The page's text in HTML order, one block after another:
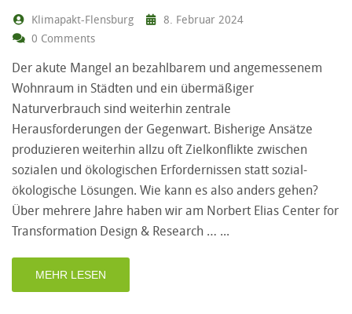
Klimapakt-Flensburg
8. Februar 2024
0 Comments
Der akute Mangel an bezahlbarem und angemessenem
Wohnraum in Städten und ein übermäßiger
Naturverbrauch sind weiterhin zentrale
Herausforderungen der Gegenwart. Bisherige Ansätze
produzieren weiterhin allzu oft Zielkonflikte zwischen
sozialen und ökologischen Erfordernissen statt sozial-
ökologische Lösungen. Wie kann es also anders gehen?
Über mehrere Jahre haben wir am Norbert Elias Center for
Transformation Design & Research …
MEHR LESEN